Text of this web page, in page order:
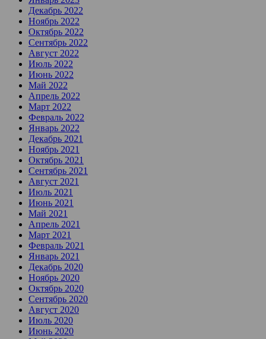
Декабрь 2022
Ноябрь 2022
Октябрь 2022
Сентябрь 2022
Август 2022
Июль 2022
Июнь 2022
Май 2022
Апрель 2022
Март 2022
Февраль 2022
Январь 2022
Декабрь 2021
Ноябрь 2021
Октябрь 2021
Сентябрь 2021
Август 2021
Июль 2021
Июнь 2021
Май 2021
Апрель 2021
Март 2021
Февраль 2021
Январь 2021
Декабрь 2020
Ноябрь 2020
Октябрь 2020
Сентябрь 2020
Август 2020
Июль 2020
Июнь 2020